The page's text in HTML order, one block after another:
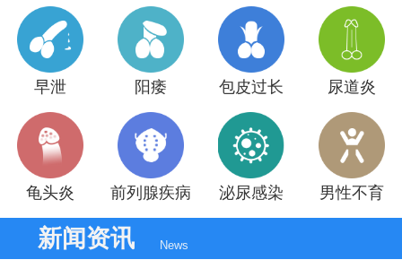
早泄 阳痿 包皮过长 尿道炎
龟头炎 前列腺疾病 泌尿感染 男性不育
新闻资讯 News